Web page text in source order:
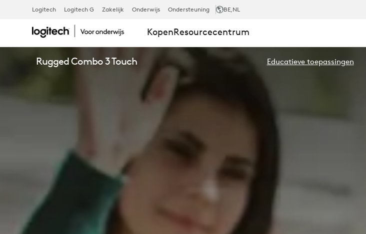
LOGITECH
RUGGED
COMBO
TOUCH
Logitech Logitech G Zakelijk Onderwijs Ondersteuning BE,NL
KopenResourcecentrum
Rugged Combo 3 Touch Educatieve toepassingen